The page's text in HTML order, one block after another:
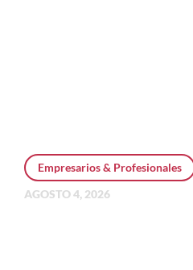
Empresarios & Profesionales
AGOSTO 4, 2026